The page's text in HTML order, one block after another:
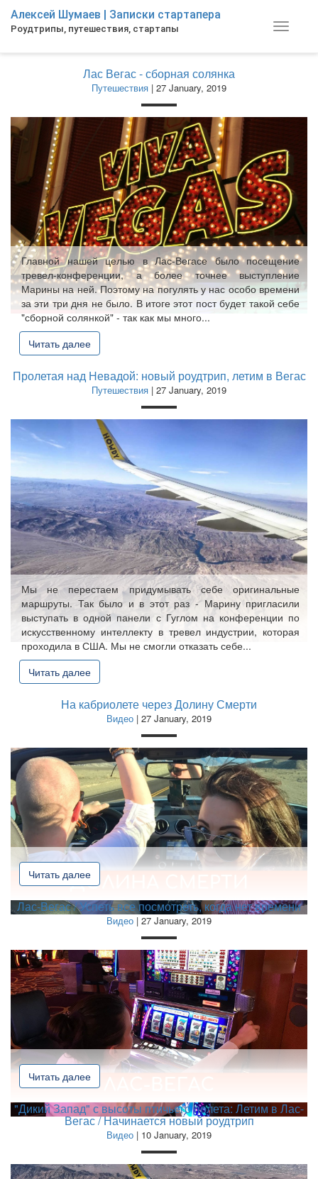
Skip
main
Алексей Шумаев | Записки стартапера
Роудтрипы, путешествия, стартапы
Toggle
Лас Вегас - сборная солянка
Путешествия | 27 January, 2019
Главной нашей целью в Лас-Вегасе было посещение
тревел-конференции, а более точнее выступление
Марины на ней. Поэтому на погулять у нас особо времени
за эти три дня не было. В итоге этот пост будет такой себе
"сборной солянкой" - так как мы много...
Читать далее
Пролетая над Невадой: новый роудтрип, летим в Вегас
Путешествия | 27 January, 2019
Мы не перестаем придумывать себе оригинальные
маршруты. Так было и в этот раз - Марину пригласили
выступать в одной панели с Гуглом на конференции по
искусственному интеллекту в тревел индустрии, которая
проходила в США. Мы не смогли отказать себе...
Читать далее
На кабриолете через Долину Смерти
Видео | 27 January, 2019
Читать далее
Лас-Вегас / Успеть все посмотреть, когда нет времени
Видео | 27 January, 2019
Читать далее
"Дикий Запад" с высоты птичьего полета: Летим в Лас-
Вегас / Начинается новый роудтрип
Видео | 10 January, 2019